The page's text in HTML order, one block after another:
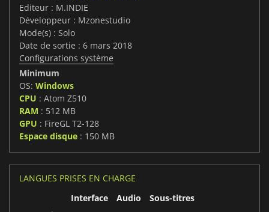
Editeur : M.INDIE
Développeur : Mzonestudio
Mode(s) : Solo
Date de sortie : 6 mars 2018
Configurations système
Minimum
OS: Windows
CPU : Atom Z510
RAM : 512 MB
GPU : FireGL T2-128
Espace disque : 150 MB
LANGUES PRISES EN CHARGE
Interface
Audio
Sous-titres